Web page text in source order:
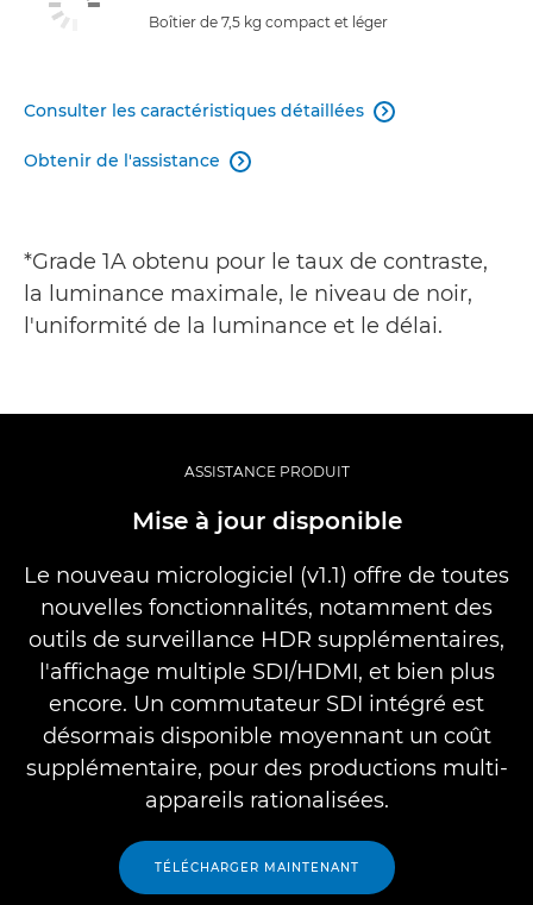
Boîtier de 7,5 kg compact et léger
Consulter les caractéristiques détaillées 
Obtenir de l'assistance 
*Grade 1A obtenu pour le taux de contraste,
la luminance maximale, le niveau de noir,
l'uniformité de la luminance et le délai.
ASSISTANCE PRODUIT
Mise à jour disponible
Le nouveau micrologiciel (v1.1) offre de toutes
nouvelles fonctionnalités, notamment des
outils de surveillance HDR supplémentaires,
l'affichage multiple SDI/HDMI, et bien plus
encore. Un commutateur SDI intégré est
désormais disponible moyennant un coût
supplémentaire, pour des productions multi-
appareils rationalisées.
TÉLÉCHARGER MAINTENANT